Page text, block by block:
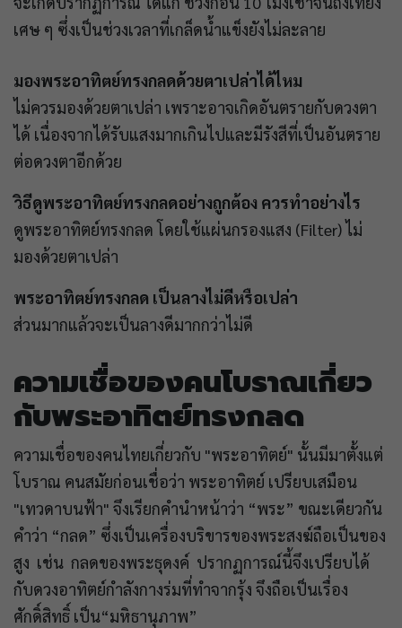
เศษ ๆ ซึ่งเป็นช่วงเวลาที่เกล็ดน้ำแข็งยังไม่ละลาย
มองพระอาทิตย์ทรงกลดด้วยตาเปล่าได้ไหม
ไม่ควรมองด้วยตาเปล่า เพราะอาจเกิดอันตรายกับดวงตา
ได้ เนื่องจากได้รับแสงมากเกินไปและมีรังสีที่เป็นอันตราย
ต่อดวงตาอีกด้วย
วิธีดูพระอาทิตย์ทรงกลดอย่างถูกต้อง ควรทำอย่างไร
ดูพระอาทิตย์ทรงกลด โดยใช้แผ่นกรองแสง (Filter) ไม่
มองด้วยตาเปล่า
พระอาทิตย์ทรงกลด เป็นลางไม่ดีหรือเปล่า
ส่วนมากแล้วจะเป็นลางดีมากกว่าไม่ดี
ความเชื่อของคนโบราณเกี่ยว
กับพระอาทิตย์ทรงกลด
ความเชื่อของคนไทยเกี่ยวกับ "พระอาทิตย์" นั้นมีมาตั้งแต่
โบราณ คนสมัยก่อนเชื่อว่า พระอาทิตย์ เปรียบเสมือน
"เทวดาบนฟ้า" จึงเรียกคำนำหน้าว่า “พระ” ขณะเดียวกัน
คำว่า “กลด” ซึ่งเป็นเครื่องบริขารของพระสงฆ์ถือเป็นของ
สูง เช่น กลดของพระธุดงค์ ปรากฏการณ์นี้จึงเปรียบได้
กับดวงอาทิตย์กำลังกางร่มที่ทำจากรุ้ง จึงถือเป็นเรื่อง
ศักดิ์สิทธิ์ เป็น“มหิธานุภาพ”